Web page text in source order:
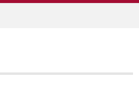
ー
ブ